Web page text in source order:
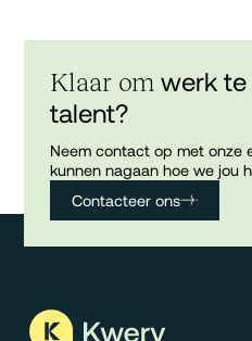
Klaar om werk
talent?
Neem contact op met onze
kunnen nagaan hoe we jou
Contacteer ons